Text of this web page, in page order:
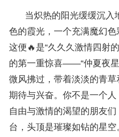
当炽热的阳光缓缓沉入
色的霞光，一个充满魔幻色
这便🔥是“久久久激情四射
的第一重惊喜——“仲夏夜星
微风拂过，带着淡淡的青
期待与兴奋。你不是一个
自由与激情的渴望的朋友
台，头顶是璀璨如钻的星空